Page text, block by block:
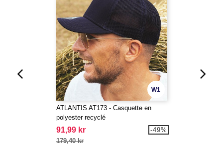
W1
ATLANTIS AT173 - Casquette en
polyester recyclé
91,99 kr
179,40 kr
-49%